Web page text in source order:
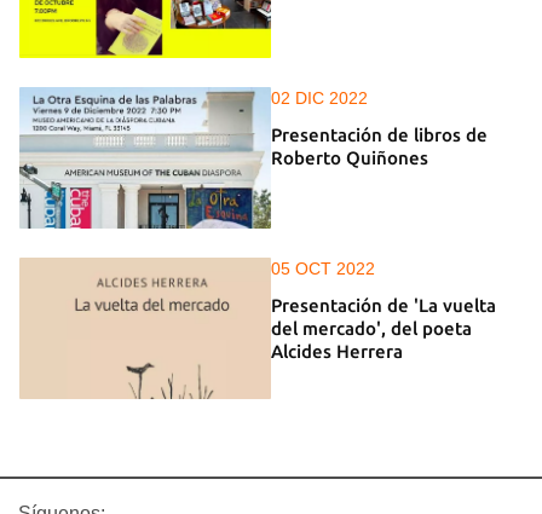
02 DIC 2022
Presentación de libros de
Roberto Quiñones
05 OCT 2022
Presentación de 'La vuelta
del mercado', del poeta
Alcides Herrera